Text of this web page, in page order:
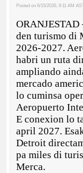
Posted on 6/15/2026, 9:11 AM
den turismo di
2026-2027.
habri un ruta
ampliando
mercado
lo cuminsa
Aeropuerto
E conexion lo
april 2027.
Detroit
pa miles di
Merca.